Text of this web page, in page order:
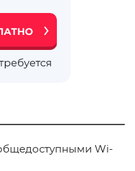
Wi-